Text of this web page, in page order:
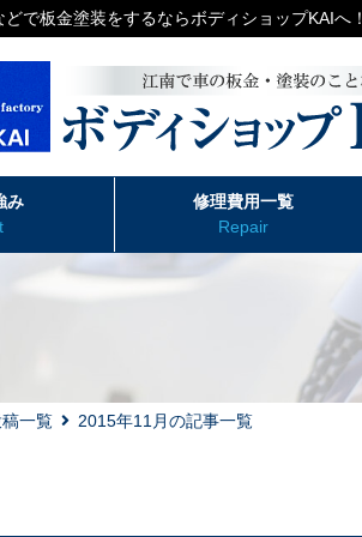
で板金塗装をするならボディショップKAIへ！
み
修理費用一覧
Repair
一覧 2015年11月の記事一覧